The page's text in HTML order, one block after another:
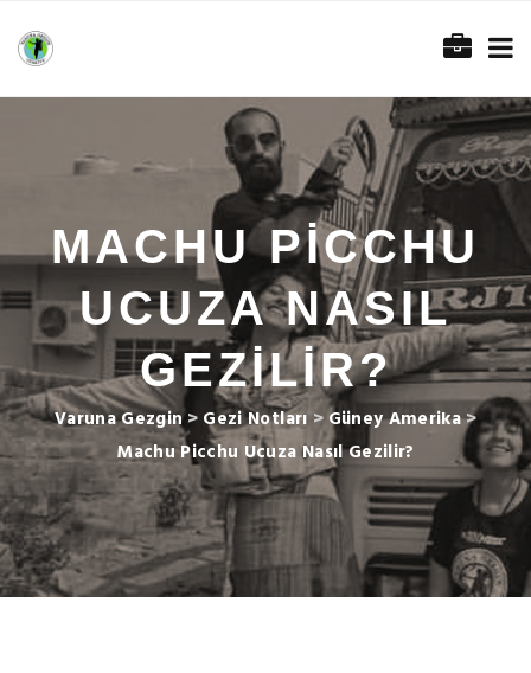
MACHU PICCHU
UCUZA NASIL
GEZILIR?
Varuna Gezgin> Gezi Notları>Güney Amerika>
Machu Picchu Ucuza Nasıl Gezilir?